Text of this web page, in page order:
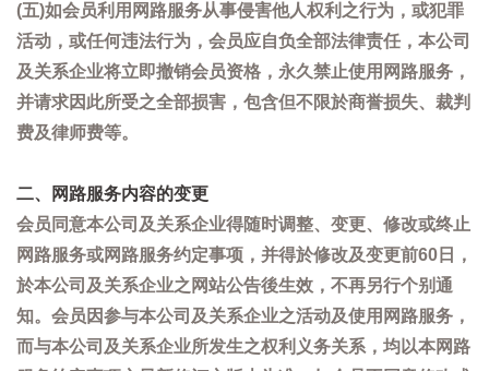
(五)如会员利用网路服务从事侵害他人权利之行为，或犯罪
活动，或任何违法行为，会员应自负全部法律责任，本公司
及关系企业将立即撤销会员资格，永久禁止使用网路服务，
并请求因此所受之全部损害，包含但不限於商誉损失、裁判
费及律师费等。
二、网路服务内容的变更
会员同意本公司及关系企业得随时调整、变更、修改或终止
网路服务或网路服务约定事项，并得於修改及变更前60日，
於本公司及关系企业之网站公告後生效，不再另行个别通
知。会员因参与本公司及关系企业之活动及使用网路服务，
而与本公司及关系企业所发生之权利义务关系，均以本网路